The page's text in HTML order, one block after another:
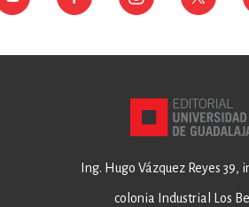
Ing. Hugo Vázquez Reyes 39,
colonia Industrial Los